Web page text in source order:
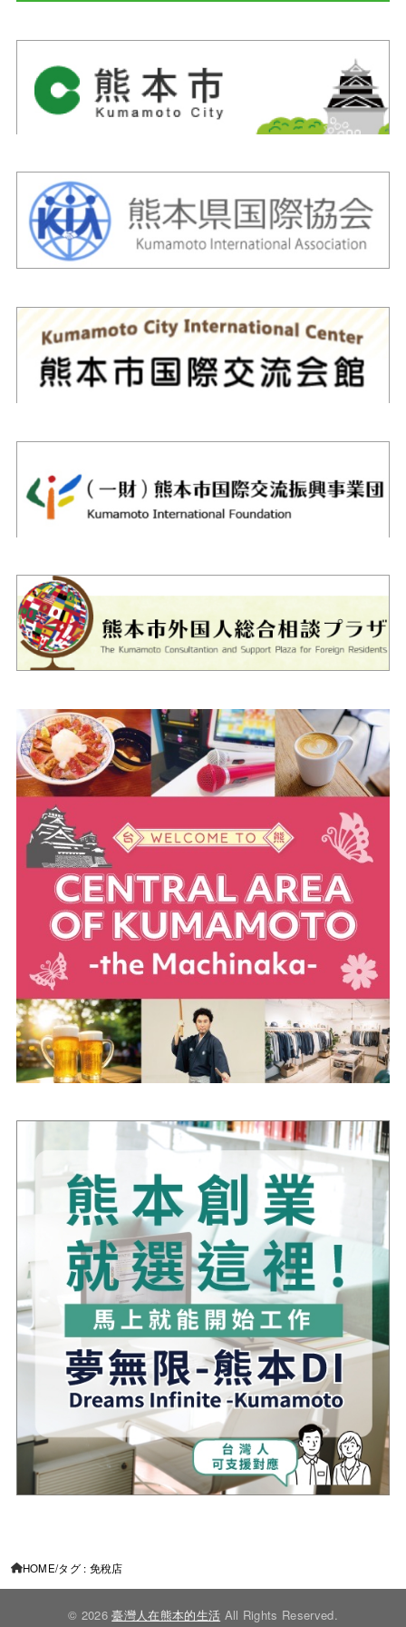
HOME タグ : 免稅店
© 2026臺灣人在熊本的生活 All Rights Reserved.